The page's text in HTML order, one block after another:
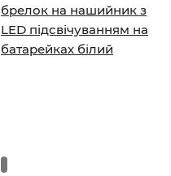
брелок на нашийник з
LED підсвічуванням на
батарейках білий